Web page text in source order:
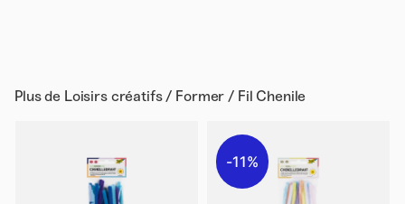
Plus de Loisirs créatifs / Former / Fil Chenile
11%